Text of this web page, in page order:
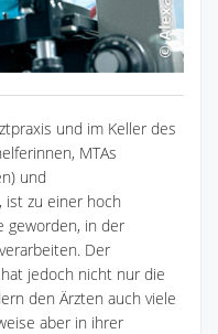
und im Keller des
MTAs
und
ist zu einer hoch
geworden, in der
Der
jedoch nicht nur die
den Ärzten auch viele
aber in ihrer